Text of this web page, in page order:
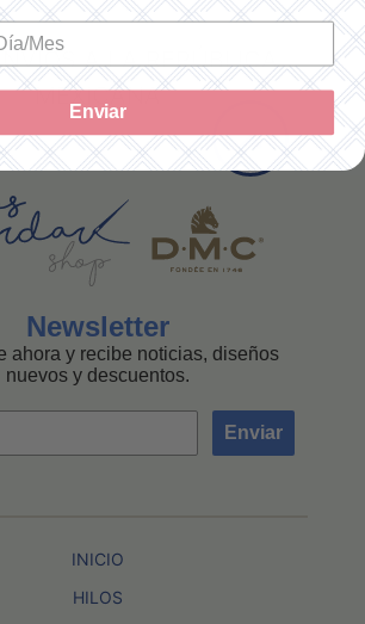
A LA REPÚBLICA
MEXICANA
Newsletter
ahora y recibe noticias, diseños
nuevos y descuentos.
Enviar
INICIO
HILOS
Enviar